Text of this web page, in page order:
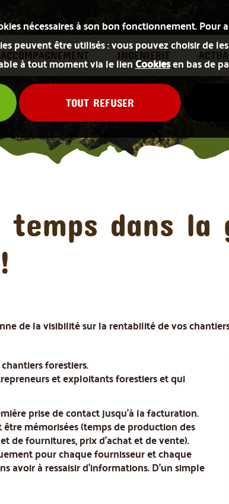
nécessaires à son bon fonctionnement. Pour
peuvent être utilisés : vous pouvez choisir de
à tout moment via le lienCookiesen bas de
TOUT REFUSER
ACCOMPAGNEMENT INGÉNIERIE
dans la
de la visibilité sur la rentabilité de vos
forestiers.
et exploitants forestiers et qui
prise de contact jusqu'à la facturation.
mémorisées (temps de production des
de fournitures, prix d'achat et de vente).
pour chaque fournisseur et chaque
avoir à ressaisir d'informations. D'un simple